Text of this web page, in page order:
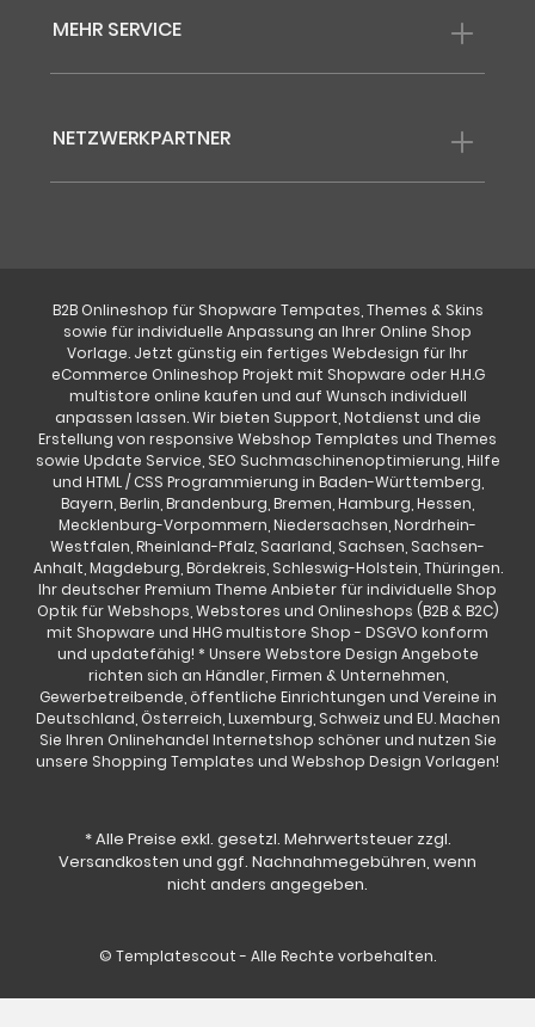
MEHR SERVICE
NETZWERKPARTNER
B2B Onlineshop für Shopware Tempates, Themes & Skins
sowie für individuelle Anpassung an Ihrer Online Shop
Vorlage. Jetzt günstig ein fertiges Webdesign für Ihr
eCommerce Onlineshop Projekt mit Shopware oder H.H.G
multistore online kaufen und auf Wunsch individuell
anpassen lassen. Wir bieten Support, Notdienst und die
Erstellung von responsive Webshop Templates und Themes
sowie Update Service, SEO Suchmaschinenoptimierung, Hilfe
und HTML / CSS Programmierung in Baden-Württemberg,
Bayern, Berlin, Brandenburg, Bremen, Hamburg, Hessen,
Mecklenburg-Vorpommern, Niedersachsen, Nordrhein-
Westfalen, Rheinland-Pfalz, Saarland, Sachsen, Sachsen-
Anhalt, Magdeburg, Bördekreis, Schleswig-Holstein, Thüringen.
Ihr deutscher Premium Theme Anbieter für individuelle Shop
Optik für Webshops, Webstores und Onlineshops (B2B & B2C)
mit Shopware und HHG multistore Shop - DSGVO konform
und updatefähig! * Unsere Webstore Design Angebote
richten sich an Händler, Firmen & Unternehmen,
Gewerbetreibende, öffentliche Einrichtungen und Vereine in
Deutschland, Österreich, Luxemburg, Schweiz und EU. Machen
Sie Ihren Onlinehandel Internetshop schöner und nutzen Sie
unsere Shopping Templates und Webshop Design Vorlagen!
* Alle Preise exkl. gesetzl. Mehrwertsteuer zzgl.
Versandkosten und ggf. Nachnahmegebühren, wenn
nicht anders angegeben.
© Templatescout - Alle Rechte vorbehalten.